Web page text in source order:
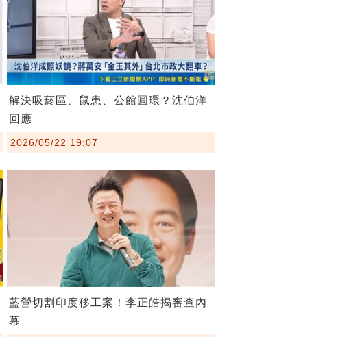
解決吸菸區、鼠患、公館圓環？沈伯洋
回應
2026/05/22 19:07
藍營切割印度移工案！李正皓揭審查內
幕